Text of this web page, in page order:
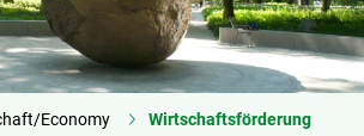
Economy Wirtschaftsförderung